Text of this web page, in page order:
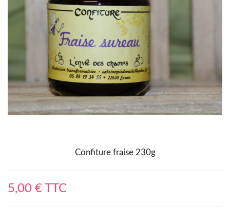
Confiture fraise 230g
5,00 € TTC